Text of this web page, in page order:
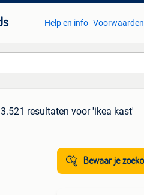
Help en info Voorwaarden
3.521 resultaten voor 'ikea kast'
Bewaar je